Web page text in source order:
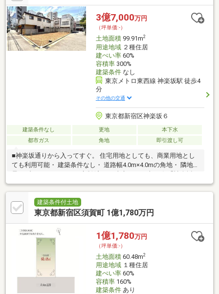
3億7,000万円
（坪単価:-）
土地面積99.91m2
用途地域２種住居
建ぺい率60%
容積率300%
建築条件なし
東京メトロ東西線 神楽坂駅 徒歩4
分
その他の交通
東京都新宿区神楽坂６
建築条件なし 更地
本下水
都市ガス
角地 即引渡し可
■神楽坂通りから入ってすぐ。 住宅用地としても、商業用地とし
ても利用可能・ 建築条件なし・ 道路幅4.0m×4.0mの角地・ 隣地境
界にブロックフェンスを新設済み・ 東京メトロ東西線 「神楽坂」
駅 徒歩４分・ 東京メトロ南北線 「飯田橋」駅 徒歩７分
建築条件付土地
東京都新宿区須賀町 1億1,780万円
1億1,780万円
（坪単価:-）
土地面積60.48m2
用途地域１種住居
建ぺい率60%
容積率160%
建築条件あり